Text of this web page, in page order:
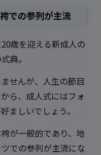
での参列が主流
歳を迎える新成人の
典。
せんが、人生の節目
ら、成人式にはフォ
ましいでしょう。
が一般的であり、地
での参列が主流にな